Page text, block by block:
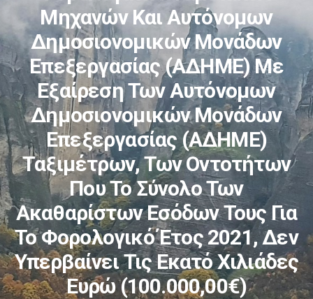
Μηχανών Και Αυτόνομων
Δημοσιονομικών Μονάδων
Επεξεργασίας (ΑΔΗΜΕ) Με
Εξαίρεση Των Αυτόνομων
Δημοσιονομικών Μονάδων
Επεξεργασίας (ΑΔΗΜΕ)
Ταξιμέτρων, Των Οντοτήτων
Που Το Σύνολο Των
Ακαθαρίστων Εσόδων Τους Για
Το Φορολογικό Έτος 2021, Δεν
Υπερβαίνει Τις Εκατό Χιλιάδες
Ευρώ (100.000,00€)